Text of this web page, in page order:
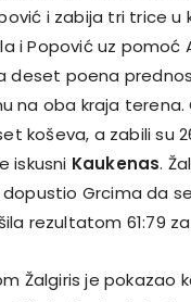
i zabija tri trice
i Popović uz pomoć
deset poena
na oba kraja terena.
koševa, a zabili su
iskusni Kaukenas.
Grcima da
rezultatom 61:79
Žalgiris je pokazao